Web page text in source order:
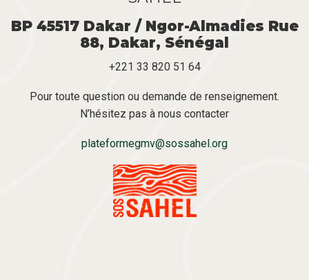
BP 45517 Dakar / Ngor-Almadies Rue
88, Dakar, Sénégal
+221 33 820 51 64
Pour toute question ou demande de renseignement.
N’hésitez pas à nous contacter
plateformegmv@sossahel.org